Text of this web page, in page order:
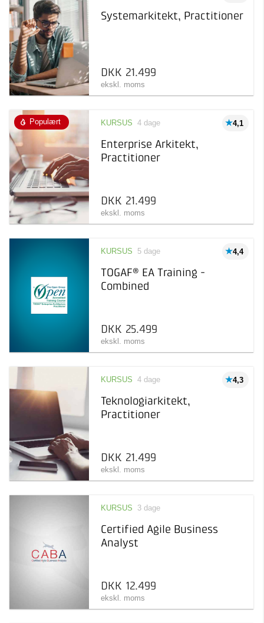
Systemarkitekt, Practitioner
DKK 21.499
ekskl. moms
Populært 4,1
KURSUS 4 dage
Enterprise Arkitekt,
Practitioner
DKK 21.499
ekskl. moms
4,4
KURSUS 5 dage
TOGAF® EA Training -
Combined
DKK 25.499
ekskl. moms
4,3
KURSUS 4 dage
Teknologiarkitekt,
Practitioner
DKK 21.499
ekskl. moms
KURSUS 3 dage
Certified Agile Business
Analyst
DKK 12.499
ekskl. moms